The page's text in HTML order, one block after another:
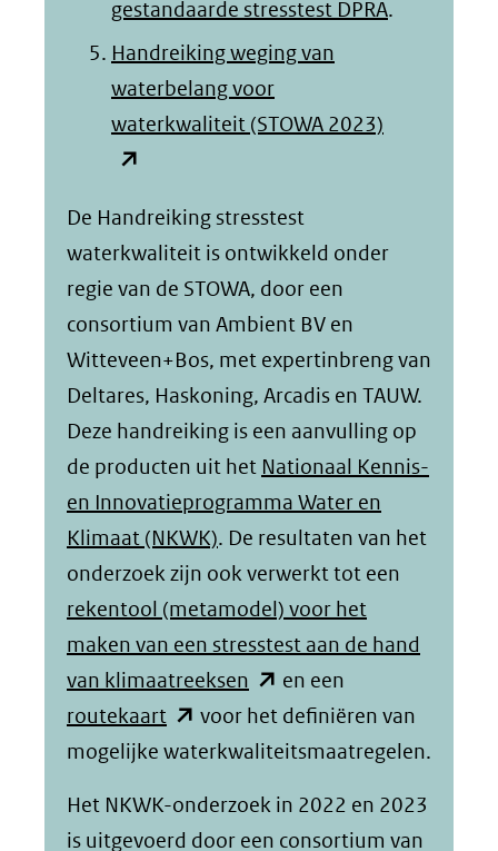
gestandaarde stresstest DPRA.
Handreiking weging van
waterbelang voor
waterkwaliteit (STOWA 2023)
(verwijst
andere
website)
De Handreiking stresstest
waterkwaliteit is ontwikkeld onder
regie van de STOWA, door een
consortium van Ambient BV en
Witteveen+Bos, met expertinbreng van
Deltares, Haskoning, Arcadis en TAUW.
Deze handreiking is een aanvulling op
de producten uit het Nationaal Kennis-
en Innovatieprogramma Water en
Klimaat (NKWK). De resultaten van het
onderzoek zijn ook verwerkt tot een
rekentool (metamodel) voor het
maken van een stresstest aan de hand
van klimaatreeksen (opent
in
nieuw
en een
routekaart (opent
in
voor het definiëren van
mogelijke waterkwaliteitsmaatregelen.
Het NKWK-onderzoek in 2022 en 2023
is uitgevoerd door een consortium van